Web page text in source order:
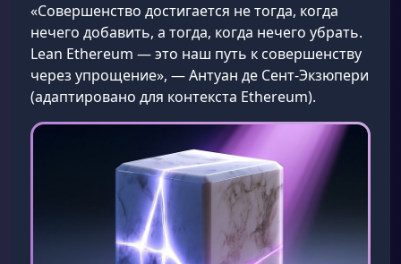
«Совершенство достигается не тогда, когда
нечего добавить, а тогда, когда нечего убрать.
Lean Ethereum — это наш путь к совершенству
через упрощение», — Антуан де Сент-Экзюпери
(адаптировано для контекста Ethereum).